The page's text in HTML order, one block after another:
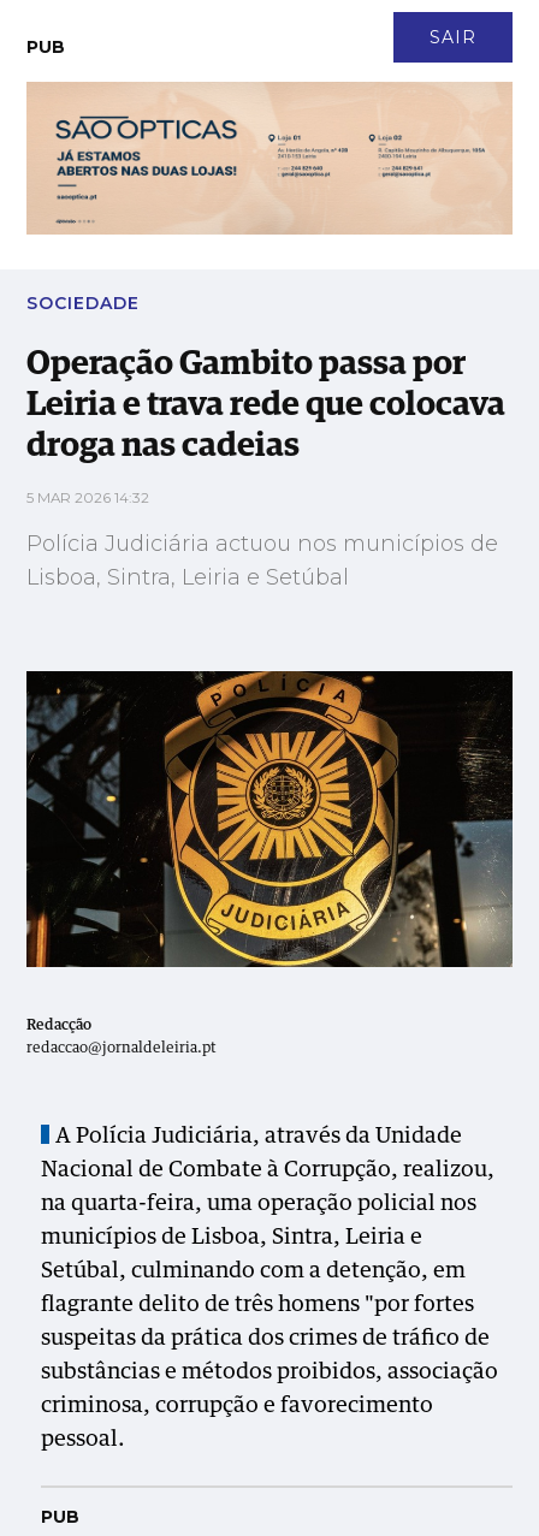
SAIR
PUB
Operação Gambito passa por Leiria e trava rede que colocava
droga nas cadeias
SOCIEDADE
Operação Gambito passa por
Leiria e trava rede que colocava
droga nas cadeias
5 MAR 2026 14:32
Polícia Judiciária actuou nos municípios de
Lisboa, Sintra, Leiria e Setúbal
Redacção
redaccao@jornaldeleiria.pt
A Polícia Judiciária, através da Unidade
Nacional de Combate à Corrupção, realizou,
na quarta-feira, uma operação policial nos
municípios de Lisboa, Sintra, Leiria e
Setúbal, culminando com a detenção, em
flagrante delito de três homens "por fortes
suspeitas da prática dos crimes de tráfico de
substâncias e métodos proibidos, associação
criminosa, corrupção e favorecimento
pessoal.
PUB